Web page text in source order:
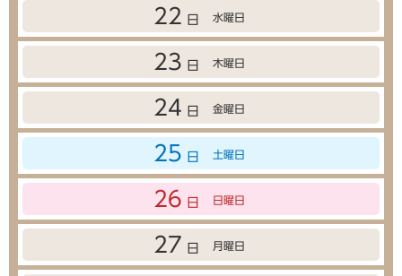
22 日 水曜日
23 日 木曜日
24 日 金曜日
25 日 土曜日
26 日 日曜日
27 日 月曜日